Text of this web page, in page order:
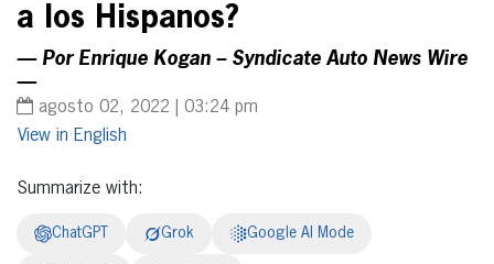
a los Hispanos?
— Por Enrique Kogan – Syndicate Auto News Wire
—
agosto 02, 2022 | 03:24 pm
English
Summarize with:
ChatGPT Grok Google AI Mode